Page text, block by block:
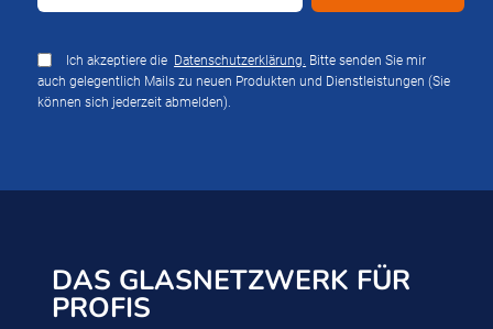
Ich akzeptiere die Datenschutzerklärung. Bitte senden Sie mir
auch gelegentlich Mails zu neuen Produkten und Dienstleistungen (Sie
können sich jederzeit abmelden).
DAS GLASNETZWERK FÜR
PROFIS